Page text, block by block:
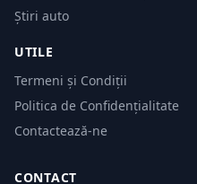
Știri auto
UTILE
Termeni și Condiții
Politica de Confidențialitate
Contactează-ne
CONTACT